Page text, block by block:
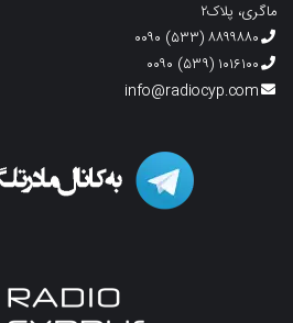
ماگری، پلاک۲
۸۸۹۹۸۸۰ (۵۳۳) ۰۰۹۰
۱۰۱۶۱۰۰ (۵۳۹) ۰۰۹۰
info@radiocyp.com